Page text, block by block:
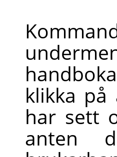
klikka på
har sett
anten